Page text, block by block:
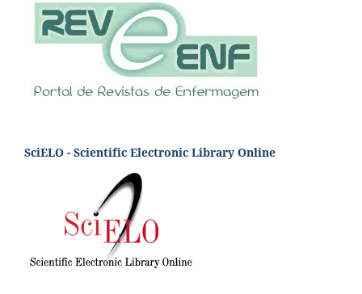
SciELO - Scientific Electronic Library Online